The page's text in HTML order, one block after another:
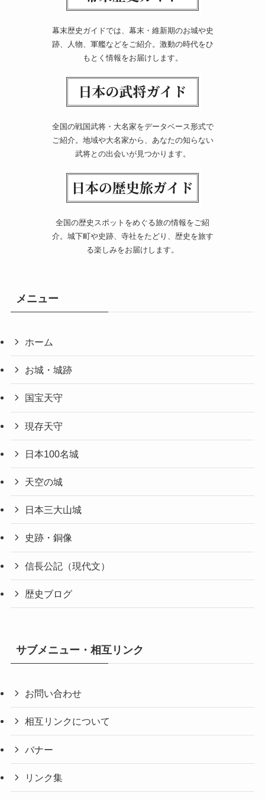
幕末歴史ガイドでは、幕末・維新期のお城や史
跡、人物、軍艦などをご紹介。激動の時代をひ
もとく情報をお届けします。
全国の戦国武将・大名家をデータベース形式で
ご紹介。地域や大名家から、あなたの知らない
武将との出会いが見つかります。
全国の歴史スポットをめぐる旅の情報をご紹
介。城下町や史跡、寺社をたどり、歴史を旅す
る楽しみをお届けします。
メニュー
ホーム
お城・城跡
国宝天守
現存天守
日本100名城
天空の城
日本三大山城
史跡・銅像
信長公記（現代文）
歴史ブログ
サブメニュー・相互リンク
お問い合わせ
相互リンクについて
バナー
リンク集